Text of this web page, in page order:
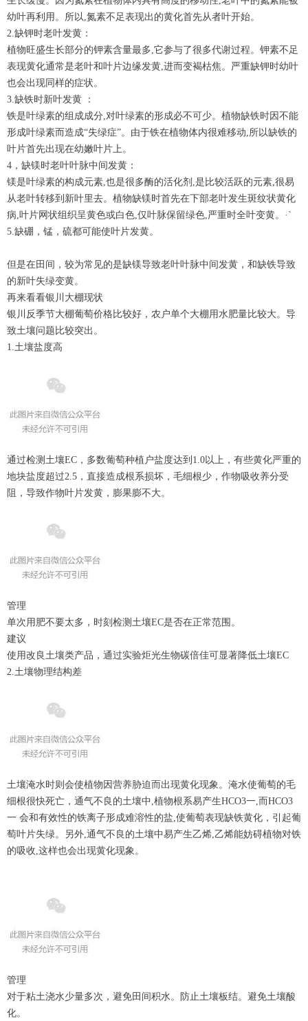
幼叶再利用。所以,氮素不足表现出的黄化首先从者叶开始。
2.缺钾时老叶发黄：
植物旺盛生长部分的钾素含量最多,它参与了很多代谢过程。钾素不足
表现黄化通常是老叶和叶片边缘发黄,进而变褐枯焦。严重缺钾时幼叶
也会出现同样的症状。
3.缺铁时新叶发黄 ：
铁是叶绿素的组成成分,对叶绿素的形成必不可少。植物缺铁时因不能
形成叶绿素而造成“失绿症”。由于铁在植物体内很难移动,所以缺铁的
叶片首先出现在幼嫩叶片上。
4，缺镁时老叶叶脉中间发黄：
镁是叶绿素的构成元素,也是很多酶的活化剂,是比较活跃的元素,很易
从老叶转移到新叶里去。植物缺镁时首先在下部老叶发生斑纹状黄化
病,叶片网状组织呈黄色或白色,仅叶脉保留绿色,严重时全叶变黄。·`
5.缺硼，锰，硫都可能使叶片发黄。
但是在田间，较为常见的是缺镁导致老叶叶脉中间发黄，和缺铁导致
的新叶失绿变黄。
再来看看银川大棚现状
银川反季节大棚葡萄价格比较好，农户单个大棚用水肥量比较大。导
致土壤问题比较突出。
1.土壤盐度高
通过检测土壤EC，多数葡萄种植户盐度达到1.0以上，有些黄化严重的
地块盐度超过2.5，直接造成根系损坏，毛细根少，作物吸收养分受
阻，导致作物叶片发黄，膨果膨不大。
管理
单次用肥不要太多，时刻检测土壤EC是否在正常范围。
建议
使用改良土壤类产品，通过实验炬光生物碳倍佳可显著降低土壤EC
2.土壤物理结构差
土壤淹水时则会使植物因营养胁迫而出现黄化现象。淹水使葡萄的毛
细根很快死亡，通气不良的土壤中,植物根系易产生HCO3一,而HCO3
一 会和有效性的铁离子形成难溶性的盐,使葡萄表现缺铁黄化，引起葡
萄叶片失绿。另外,通气不良的土壤中易产生乙烯,乙烯能妨碍植物对铁
的吸收,这样也会出现黄化现象。
管理
对于粘土浇水少量多次，避免田间积水。防止土壤板结。避免土壤酸
化。